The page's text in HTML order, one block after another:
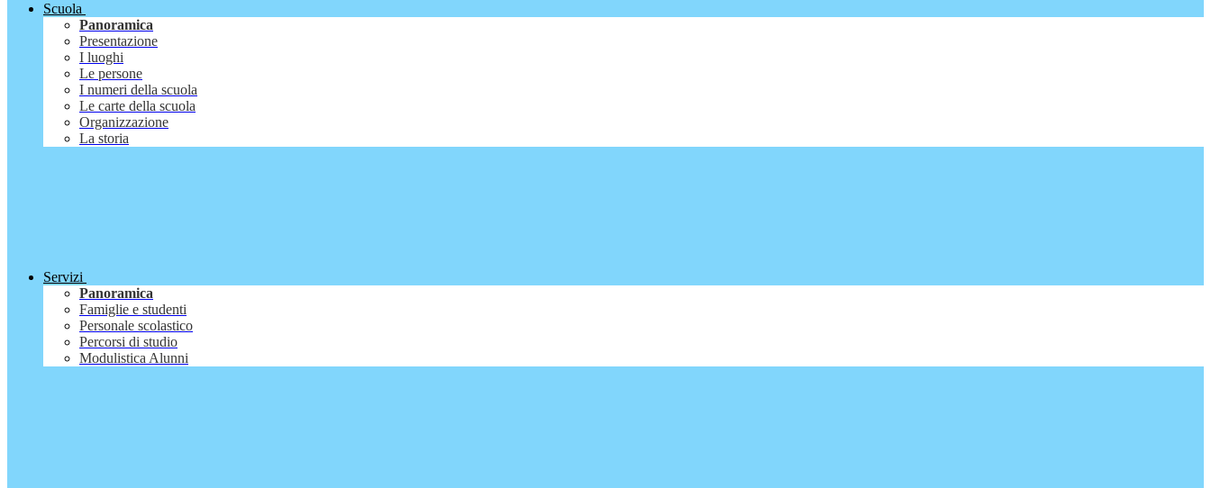
Scuola
Panoramica
Presentazione
I luoghi
Le persone
I numeri della scuola
Le carte della scuola
Organizzazione
La storia
Servizi
Panoramica
Famiglie e studenti
Personale scolastico
Percorsi di studio
Modulistica Alunni